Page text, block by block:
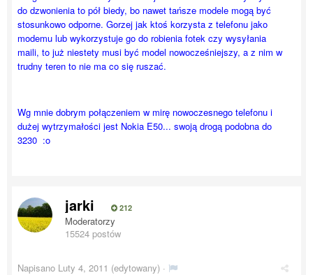
do dzwonienia to pół biedy, bo nawet tańsze modele mogą być
stosunkowo odporne. Gorzej jak ktoś korzysta z telefonu jako
modemu lub wykorzystuje go do robienia fotek czy wysyłania
maili, to już niestety musi być model nowocześniejszy, a z nim w
trudny teren to nie ma co się ruszać.
Wg mnie dobrym połączeniem w mirę nowoczesnego telefonu i
dużej wytrzymałości jest Nokia E50... swoją drogą podobna do
3230 :o
jarki 212
Moderatorzy
15524 postów
Napisano Luty 4, 2011 (edytowany) ·